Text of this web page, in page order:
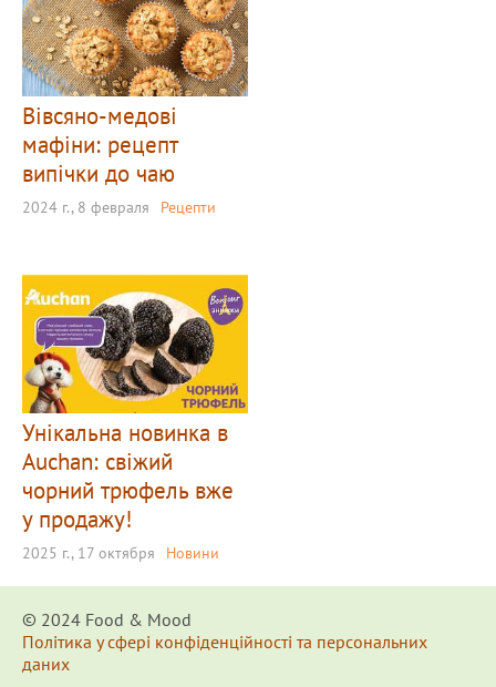
Вівсяно-медові
мафіни: рецепт
випічки до чаю
2024 г., 8 февраля Рецепти
Унікальна новинка в
Auchan: свіжий
чорний трюфель вже
у продажу!
2025 г., 17 октября Новини
© 2024 Food & Мood
Політика у сфері конфіденційності та персональних
даних